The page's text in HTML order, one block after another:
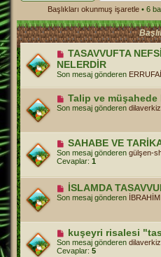
Başlıkları okunmuş işaretle• 6
TASAVVUFTA
NELERDİR
Son mesaj gönderen ERRUFAİ
Talip ve
Son mesaj gönderen
SAHABE VE
Son mesaj gönderen gülşen-
Cevaplar: 1
İSLAMDA
Son mesaj gönderen
kuşeyri risalesi
Son mesaj gönderen
Cevaplar: 5